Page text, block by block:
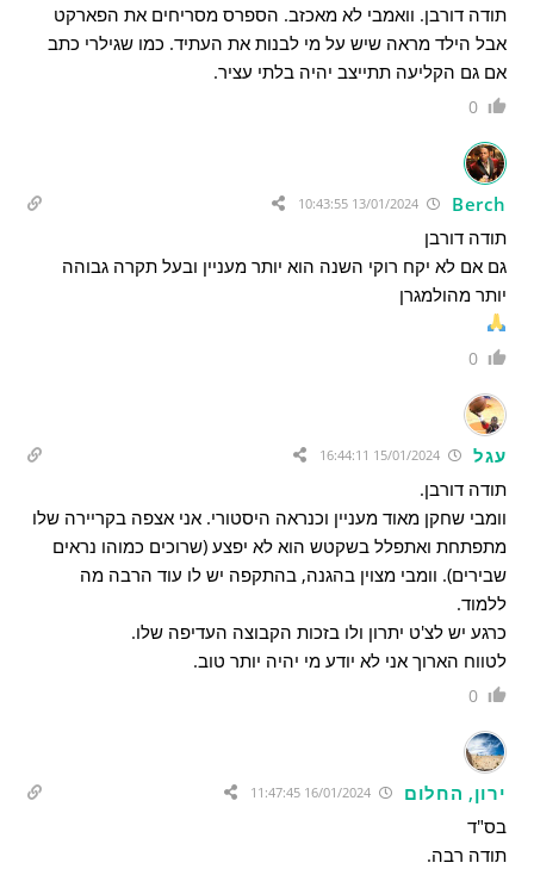
תודה דורבן. וואמבי לא מאכזב. הספרס מסריחים את הפארקט
אבל הילד מראה שיש על מי לבנות את העתיד. כמו שגילרי כתב
אם גם הקליעה תתייצב יהיה בלתי עציר.
0
Berch
תודה דורבן
גם אם לא יקח רוקי השנה הוא יותר מעניין ובעל תקרה גבוהה
יותר מהולמגרן
0
עגל
תודה דורבן.
וומבי שחקן מאוד מעניין וכנראה היסטורי. אני אצפה בקריירה שלו
מתפתחת ואתפלל בשקטש הוא לא יפצע (שרוכים כמוהו נראים
שבירים). וומבי מצוין בהגנה, בהתקפה יש לו עוד הרבה מה
ללמוד.
כרגע יש לצ'ט יתרון ולו בזכות הקבוצה העדיפה שלו.
לטווח הארוך אני לא יודע מי יהיה יותר טוב.
0
ירון, החלום 16/01/2024 11:47:45
בס"ד
תודה רבה.